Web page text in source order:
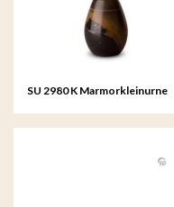
SU 2980 K Marmorkleinurne